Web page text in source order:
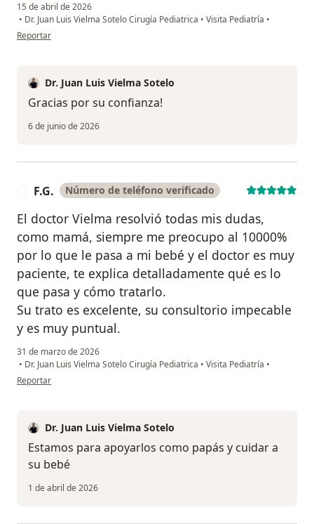
15 de abril de 2026
• Dr. Juan Luis Vielma Sotelo Cirugía Pediatrica • Visita Pediatría •
en opinión del usuario A.E
Reportar
Dr. Juan Luis Vielma Sotelo
Gracias por su confianza!
6 de junio de 2026
F.G. Número de teléfono verificado
El doctor Vielma resolvió todas mis dudas,
como mamá, siempre me preocupo al 10000%
por lo que le pasa a mi bebé y el doctor es muy
paciente, te explica detalladamente qué es lo
que pasa y cómo tratarlo.
Su trato es excelente, su consultorio impecable
y es muy puntual.
31 de marzo de 2026
• Dr. Juan Luis Vielma Sotelo Cirugía Pediatrica • Visita Pediatría •
en opinión del usuario F.G.
Reportar
Dr. Juan Luis Vielma Sotelo
Estamos para apoyarlos como papás y cuidar a
su bebé
1 de abril de 2026